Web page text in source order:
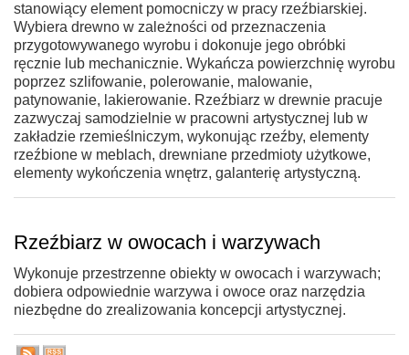
stanowiący element pomocniczy w pracy rzeźbiarskiej.
Wybiera drewno w zależności od przeznaczenia
przygotowywanego wyrobu i dokonuje jego obróbki
ręcznie lub mechanicznie. Wykańcza powierzchnię wyrobu
poprzez szlifowanie, polerowanie, malowanie,
patynowanie, lakierowanie. Rzeźbiarz w drewnie pracuje
zazwyczaj samodzielnie w pracowni artystycznej lub w
zakładzie rzemieślniczym, wykonując rzeźby, elementy
rzeźbione w meblach, drewniane przedmioty użytkowe,
elementy wykończenia wnętrz, galanterię artystyczną.
Rzeźbiarz w owocach i warzywach
Wykonuje przestrzenne obiekty w owocach i warzywach;
dobiera odpowiednie warzywa i owoce oraz narzędzia
niezbędne do zrealizowania koncepcji artystycznej.